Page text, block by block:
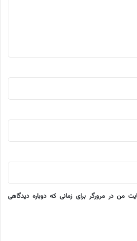
من در مرورگر برای زمانی که دوباره دیدگاهی